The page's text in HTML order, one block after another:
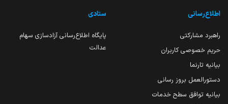
اطلاع‌رسانی
راهبرد مشارکتی
حریم خصوصی کاربران
بیانیه تارنما
دستورالعمل بروز رسانی
بیانیه توافق سطح خدمات
ستادی
پایگاه اطلاع‌رسانی آزادسازی سهام
عدالت